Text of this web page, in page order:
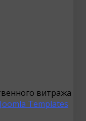
витража
Joomla Templates